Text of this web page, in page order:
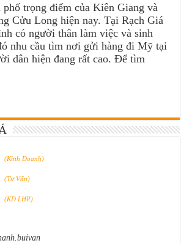
phố trọng điểm của Kiên Giang và
Cửu Long hiện nay. Tại Rạch Giá
có người thân làm việc và sinh
nhu cầu tìm nơi gửi hàng đi Mỹ tại
dân hiện đang rất cao. Để tìm
(Kinh Doanh)
(Tư Vấn)
(KD LHP)